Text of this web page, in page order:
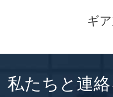
ギ
私たちと連